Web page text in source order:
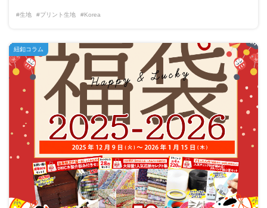
#生地 #プリント生地 #Korea
紐釦コラム